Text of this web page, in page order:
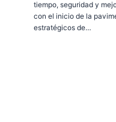
tiempo, seguridad y
con el inicio de la
estratégicos de…